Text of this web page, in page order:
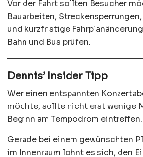
Vor der Fahrt sollten Besucher
Bauarbeiten,
und kurzfristige
Bahn und Bus prüfen.
Dennis’ Insider Tipp
Wer einen entspannten
möchte, sollte nicht erst wenige
Beginn am Tempodrom eintreffen.
Gerade bei einem gewünschten
im Innenraum lohnt es sich, den